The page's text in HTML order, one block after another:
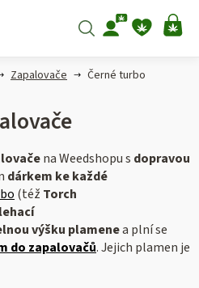
Hledat
Zapalovače
Černé turbo
na Weedshopu s dopravou
dárkem ke každé
(též Torch
výšku plamenea plní se
do zapalovačů. Jejich plamen je